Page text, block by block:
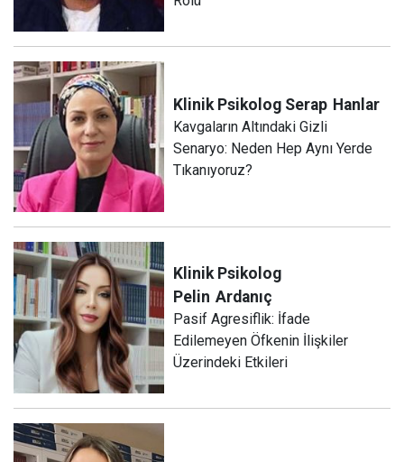
Klinik Psikolog Serap Hanlar
Kavgaların Altındaki Gizli
Senaryo: Neden Hep Aynı Yerde
Tıkanıyoruz?
Klinik Psikolog
Pelin Ardanıç
Pasif Agresiflik: İfade
Edilemeyen Öfkenin İlişkiler
Üzerindeki Etkileri